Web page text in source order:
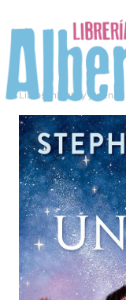
Libros Infantil y juvenil